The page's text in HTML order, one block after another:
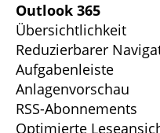
Outlook 365
Übersichtlichkeit
Reduzierbarer
Aufgabenleiste
Anlagenvorschau
RSS-Abonnements
Optimierte